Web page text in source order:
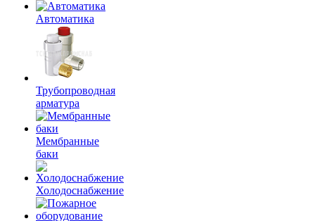
Автоматика
Трубопроводная
арматура
Мембранные
баки
Холодоснабжение